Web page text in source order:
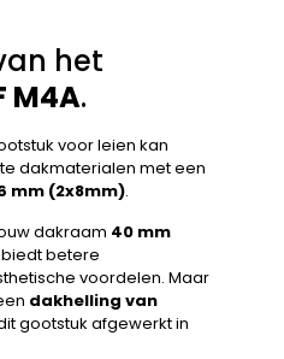
het
M4A.
voor leien kan
dakmaterialen met een
mm (2x8mm).
dakraam 40 mm
biedt betere
voordelen. Maar
dakhelling van
gootstuk afgewerkt in